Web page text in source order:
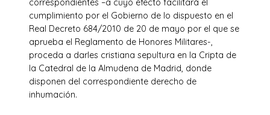
correspondientes –a cuyo efecto facilitará el
cumplimiento por el Gobierno de lo dispuesto en el
Real Decreto 684/2010 de 20 de mayo por el que se
aprueba el Reglamento de Honores Militares-,
proceda a darles cristiana sepultura en la Cripta de
la Catedral de la Almudena de Madrid, donde
disponen del correspondiente derecho de
inhumación.